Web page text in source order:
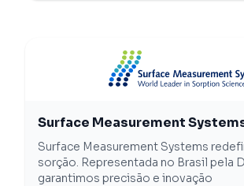
Surface Measurement
Surface Measurement Systems
sorção. Representada no Brasil pela
garantimos precisão e inovação